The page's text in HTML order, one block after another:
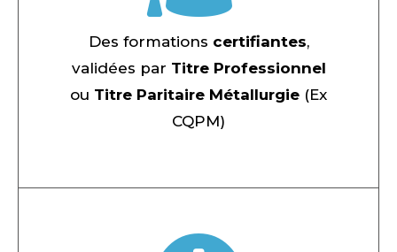
Des formations certifiantes,
validées par Titre Professionnel
ou Titre Paritaire Métallurgie (Ex
CQPM)